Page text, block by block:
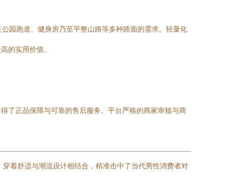
园跑道、健身房乃至平整山路等多种路面的需求。轻量化
的实用价值。
了正品保障与可靠的售后服务。平台严格的商家审核与商
着舒适与潮流设计相结合，精准击中了当代男性消费者对